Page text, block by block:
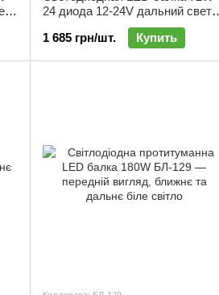
|
24 диода 12-24V дальний свет |
1 685 грн/шт.
Купить